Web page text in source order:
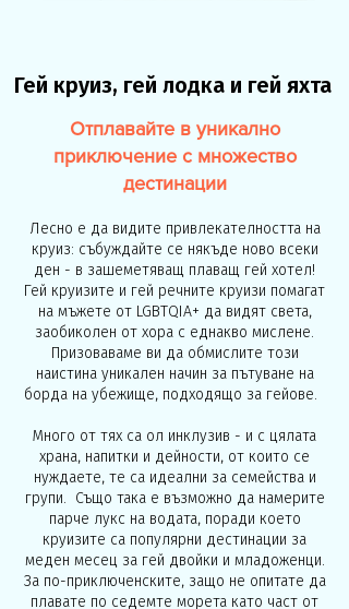
Гей круиз, гей лодка и гей яхта
Отплавайте в уникално
приключение с множество
дестинации
Лесно е да видите привлекателността на
круиз: събуждайте се някъде ново всеки
ден - в зашеметяващ плаващ гей хотел!
Гей круизите и гей речните круизи помагат
на мъжете от LGBTQIA+ да видят света,
заобиколен от хора с еднакво мислене.
Призоваваме ви да обмислите този
наистина уникален начин за пътуване на
борда на убежище, подходящо за гейове.
Много от тях са ол инклузив - и с цялата
храна, напитки и дейности, от които се
нуждаете, те са идеални за семейства и
групи. Също така е възможно да намерите
парче лукс на водата, поради което
круизите са популярни дестинации за
меден месец за гей двойки и младоженци.
За по-приключенските, защо не опитате да
плавате по седемте морета като част от